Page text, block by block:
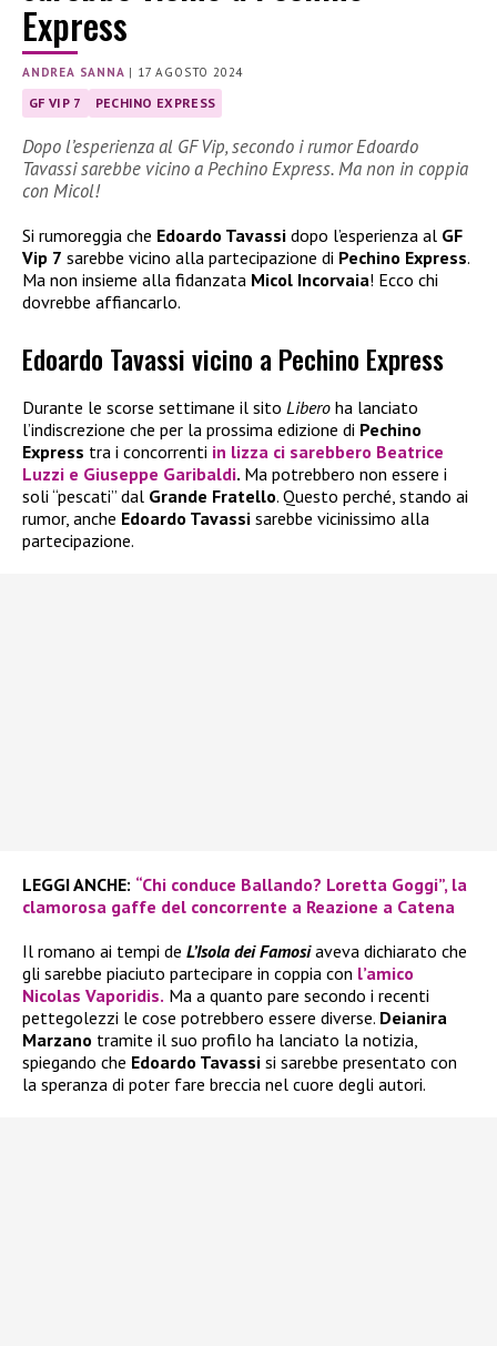
Express
ANDREA SANNA | 17 AGOSTO 2024
GF VIP 7 PECHINO EXPRESS
Dopo l’esperienza al GF Vip, secondo i rumor Edoardo
Tavassi sarebbe vicino a Pechino Express. Ma non in coppia
con Micol!
Si rumoreggia che Edoardo Tavassi dopo l’esperienza al GF
Vip 7 sarebbe vicino alla partecipazione di Pechino Express.
Ma non insieme alla fidanzata Micol Incorvaia! Ecco chi
dovrebbe affiancarlo.
Edoardo Tavassi vicino a Pechino Express
Durante le scorse settimane il sito Libero ha lanciato
l’indiscrezione che per la prossima edizione di Pechino
Express tra i concorrenti in lizza ci sarebbero Beatrice
Luzzi e Giuseppe Garibaldi. Ma potrebbero non essere i
soli “pescati” dal Grande Fratello. Questo perché, stando ai
rumor, anche Edoardo Tavassi sarebbe vicinissimo alla
partecipazione.
LEGGI ANCHE: “Chi conduce Ballando? Loretta Goggi”, la
clamorosa gaffe del concorrente a Reazione a Catena
Il romano ai tempi de L’Isola dei Famosiaveva dichiarato che
gli sarebbe piaciuto partecipare in coppia con l’amico
Nicolas Vaporidis. Ma a quanto pare secondo i recenti
pettegolezzi le cose potrebbero essere diverse. Deianira
Marzano tramite il suo profilo ha lanciato la notizia,
spiegando che Edoardo Tavassi si sarebbe presentato con
la speranza di poter fare breccia nel cuore degli autori.